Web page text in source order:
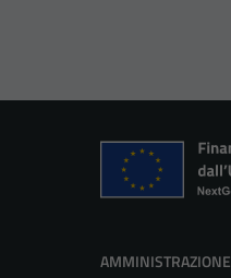
AMMINISTRAZIONE